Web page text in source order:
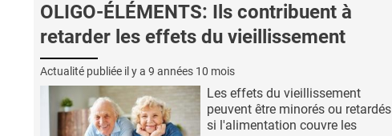
OLIGO-ÉLÉMENTS: Ils contribuent à
retarder les effets du vieillissement
Actualité publiée il y a 9 années 10 mois
Les effets du vieillissement
peuvent être minorés ou retardés
si l'alimentation couvre les